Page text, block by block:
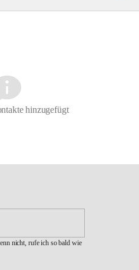
hinzugefügt
nicht, rufe ich so bald wie